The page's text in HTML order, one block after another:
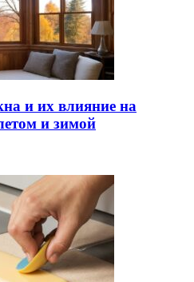
и их влияние на
и зимой